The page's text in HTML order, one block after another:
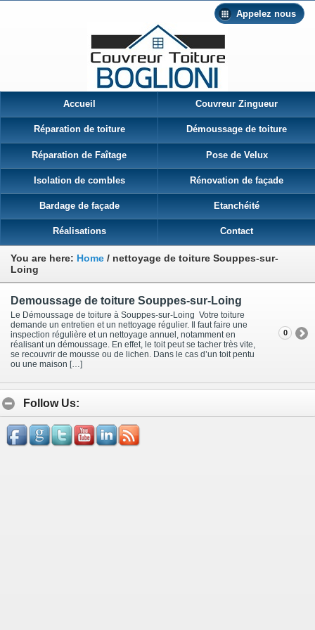
Appelez nous
Accueil Couvreur Zingueur
Réparation de toiture Démoussage de toiture
Réparation de Faîtage Pose de Velux
Isolation de combles Rénovation de façade
Bardage de façade Etanchéité
Réalisations Contact
You are here: Home / nettoyage de toiture Souppes-sur-
Loing
Demoussage de toiture Souppes-sur-Loing
Le Démoussage de toiture à Souppes-sur-Loing Votre toiture
demande un entretien et un nettoyage régulier. Il faut faire une
inspection régulière et un nettoyage annuel, notamment en
réalisant un démoussage. En effet, le toit peut se tacher très vite,
se recouvrir de mousse ou de lichen. Dans le cas d’un toit pentu
ou une maison […]
0
Follow Us: